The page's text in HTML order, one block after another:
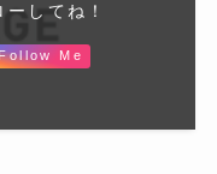
してね！
Me